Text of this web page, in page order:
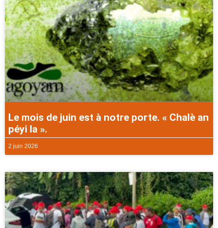
Le mois de juin est à notre porte. « Chalè an
péyi la ».
2 juin 2026